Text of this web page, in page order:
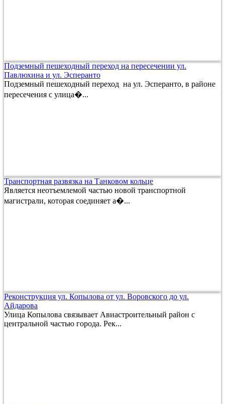
Подземный пешеходный переход на пересечении ул.
Павлюхина и ул. Эсперанто
Подземный пешеходный переход на ул. Эсперанто, в районе
пересечения с улица�...
Транспортная развязка на Танковом кольце
Является неотъемлемой частью новой транспортной
магистрали, которая соединяет а�...
Реконструкция ул. Копылова от ул. Воровского до ул.
Айдарова
Улица Копылова связывает Авиастроительный район с
центральной частью города. Рек...